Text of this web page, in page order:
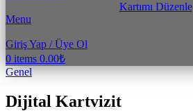
Kartımı Düzenle
Menu
Giriş Yap / Üye Ol
0 items 0.00₺
Genel
Dijital Kartvizit